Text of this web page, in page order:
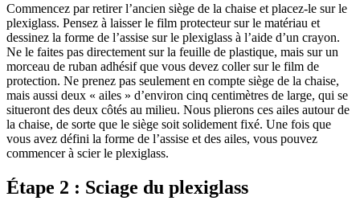
Commencez par retirer l’ancien siège de la chaise et placez-le sur le
plexiglass. Pensez à laisser le film protecteur sur le matériau et
dessinez la forme de l’assise sur le plexiglass à l’aide d’un crayon.
Ne le faites pas directement sur la feuille de plastique, mais sur un
morceau de ruban adhésif que vous devez coller sur le film de
protection. Ne prenez pas seulement en compte siège de la chaise,
mais aussi deux « ailes » d’environ cinq centimètres de large, qui se
situeront des deux côtés au milieu. Nous plierons ces ailes autour de
la chaise, de sorte que le siège soit solidement fixé. Une fois que
vous avez défini la forme de l’assise et des ailes, vous pouvez
commencer à scier le plexiglass.
Étape 2 : Sciage du plexiglass